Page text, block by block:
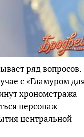
ряд вопросов.
с «Гламуром
хронометража
персонаж
центральной